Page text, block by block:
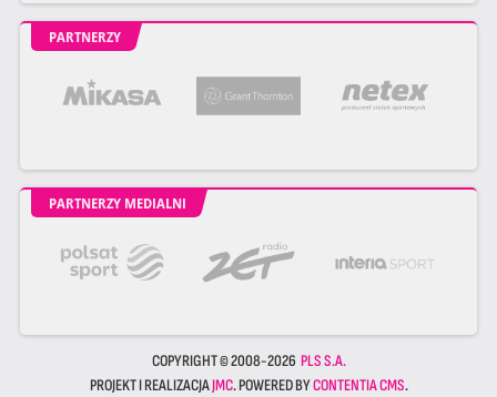
PARTNERZY
PARTNERZY MEDIALNI
COPYRIGHT © 2008-2026 PLS S.A.
PROJEKT I REALIZACJAJMC. POWERED BYCONTENTIA CMS.